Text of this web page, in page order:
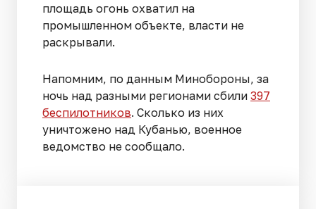
площадь огонь охватил на
промышленном объекте, власти не
раскрывали.
Напомним, по данным Минобороны, за
ночь над разными регионами сбили 397
беспилотников. Сколько из них
уничтожено над Кубанью, военное
ведомство не сообщало.